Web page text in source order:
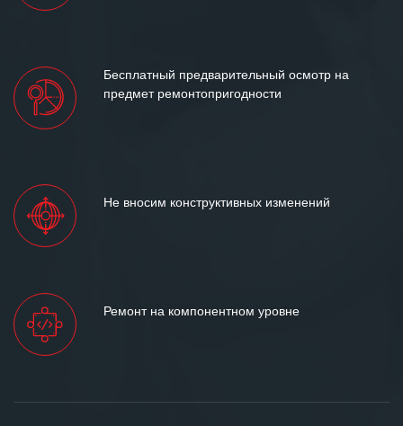
Бесплатный предварительный осмотр на
предмет ремонтопригодности
Не вносим конструктивных изменений
Ремонт на компонентном уровне